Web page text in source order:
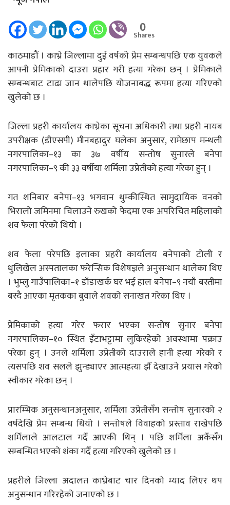
0
Shares
काठमाडौं । काभ्रे जिल्लामा दुई वर्षको प्रेम सम्बन्धपछि एक युवकले
आफ्नी प्रेमिकाको दाउरा प्रहार गरी हत्या गरेका छन् । प्रेमिकाले
सम्बन्धबाट टाढा जान थालेपछि योजनाबद्ध रूपमा हत्या गरिएको
खुलेको छ ।
जिल्ला प्रहरी कार्यालय काभ्रेका सूचना अधिकारी तथा प्रहरी नायब
उपरीक्षक (डीएसपी) मीनबहादुर घलेका अनुसार, रामेछाप मन्थली
नगरपालिका–१३ का ३७ वर्षीय सन्तोष सुनारले बनेपा
नगरपालिका–९ की ३३ वर्षीया शर्मिला उप्रेतीको हत्या गरेका हुन् ।
गत शनिबार बनेपा–१३ भगवान थुम्कीस्थित सामुदायिक वनको
भिरालो जमिनमा चिलाउने रुखको फेदमा एक अपरिचित महिलाको
शव फेला परेको थियो ।
शव फेला परेपछि इलाका प्रहरी कार्यालय बनेपाको टोली र
धुलिखेल अस्पतालका फरेन्सिक विशेषज्ञले अनुसन्धान थालेका थिए
। भुम्लु गाउँपालिका–१ डाँडाखर्क घर भई हाल बनेपा–९ नयाँ बस्तीमा
बस्दै आएका मृतकका बुवाले शवको सनाखत गरेका थिए ।
प्रेमिकाको हत्या गरेर फरार भएका सन्तोष सुनार बनेपा
नगरपालिका–१० स्थित इँटाभट्टामा लुकिरहेको अवस्थामा पक्राउ
परेका हुन् । उनले शर्मिला उप्रेतीको दाउराले हानी हत्या गरेको र
त्यसपछि शव सलले झुन्ड्याएर आत्महत्या झैँ देखाउने प्रयास गरेको
स्वीकार गरेका छन् ।
प्रारम्भिक अनुसन्धानअनुसार, शर्मिला उप्रेतीसँग सन्तोष सुनारको २
वर्षदेखि प्रेम सम्बन्ध थियो । सन्तोषले विवाहको प्रस्ताव राखेपछि
शर्मिलाले आलटाल गर्दै आएकी थिन् । पछि शर्मिला अर्कैसँग
सम्बन्धित भएको शंका गर्दै हत्या गरिएको खुलेको छ ।
प्रहरीले जिल्ला अदालत काभ्रेबाट चार दिनको म्याद लिएर थप
अनुसन्धान गरिरहेको जनाएको छ ।